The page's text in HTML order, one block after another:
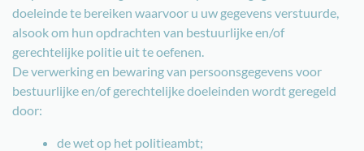
doeleinde te bereiken waarvoor u uw gegevens verstuurde,
alsook om hun opdrachten van bestuurlijke en/of
gerechtelijke politie uit te oefenen.
De verwerking en bewaring van persoonsgegevens voor
bestuurlijke en/of gerechtelijke doeleinden wordt geregeld
door:
de wet op het politieambt;